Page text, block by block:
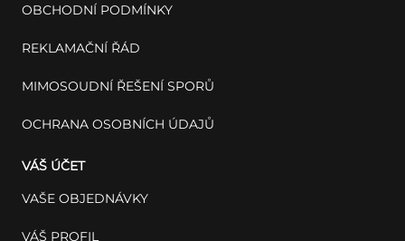
OBCHODNÍ PODMÍNKY
REKLAMAČNÍ ŘÁD
MIMOSOUDNÍ ŘEŠENÍ SPORŮ
OCHRANA OSOBNÍCH ÚDAJŮ
VÁŠ ÚČET
VAŠE OBJEDNÁVKY
VÁŠ PROFIL